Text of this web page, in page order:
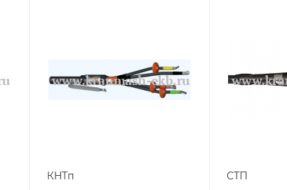
КНТп СТП